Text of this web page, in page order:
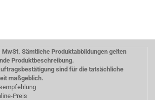
MwSt. Sämtliche Produktabbildungen gelten
Produktbeschreibung.
sind für die tatsächliche
maßgeblich.
Preis